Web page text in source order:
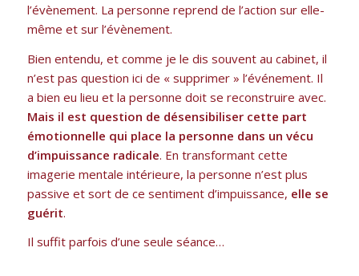
l’évènement. La personne reprend de l’action sur elle-
même et sur l’évènement.
Bien entendu, et comme je le dis souvent au cabinet, il
n’est pas question ici de « supprimer » l’événement. Il
a bien eu lieu et la personne doit se reconstruire avec.
Mais il est question de désensibiliser cette part
émotionnelle qui place la personne dans un vécu
d’impuissance radicale. En transformant cette
imagerie mentale intérieure, la personne n’est plus
passive et sort de ce sentiment d’impuissance, elle se
guérit.
Il suffit parfois d’une seule séance…